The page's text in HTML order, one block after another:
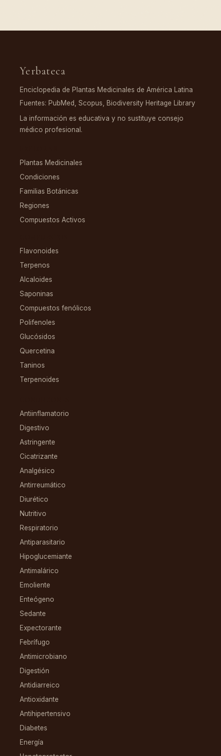
Yerbateca
Enciclopedia de Plantas Medicinales de América Latina
Fuentes: PubMed, Scopus, Biodiversity Heritage Library
La información es educativa y no sustituye consejo
médico profesional.
Plantas Medicinales
Condiciones
Familias Botánicas
Regiones
Compuestos Activos
Flavonoides
Terpenos
Alcaloides
Saponinas
Compuestos fenólicos
Polifenoles
Glucósidos
Quercetina
Taninos
Terpenoides
Antiinflamatorio
Digestivo
Astringente
Cicatrizante
Analgésico
Antirreumático
Diurético
Nutritivo
Respiratorio
Antiparasitario
Hipoglucemiante
Antimalárico
Emoliente
Enteógeno
Sedante
Expectorante
Febrífugo
Antimicrobiano
Digestión
Antidiarreico
Antioxidante
Antihipertensivo
Diabetes
Energía